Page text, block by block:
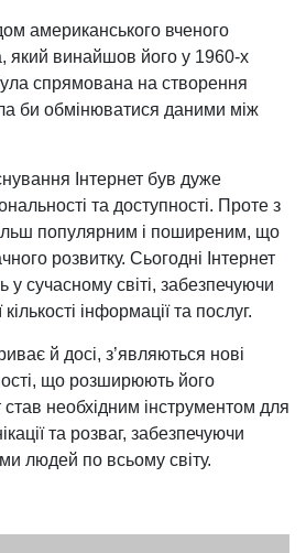
американського вченого
який винайшов його у 1960-х
спрямована на створення
би обмінюватися даними між
Інтернет був дуже
та доступності. Проте з
популярним і поширеним, що
розвитку. Сьогодні Інтернет
у сучасному світі, забезпечуючи
інформації та послуг.
й досі, з’являються нові
що розширюють його
став необхідним інструментом для
та розваг, забезпечуючи
людей по всьому світу.